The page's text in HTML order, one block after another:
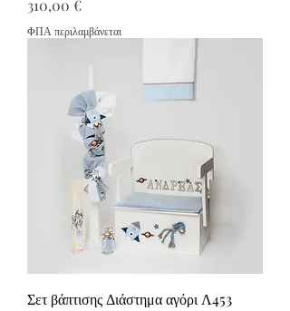
Τιμή
310,00 €
ΦΠΑ περιλαμβάνεται
Σετ βάπτισης Διάστημα αγόρι Λ453